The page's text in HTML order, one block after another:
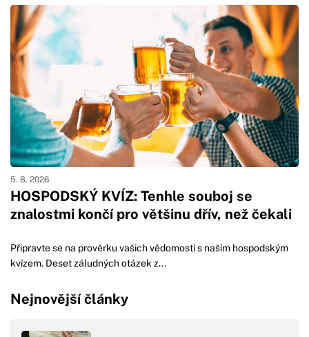
HOSPODSKÝ KVÍZ: Tenhle souboj se
znalostmi končí pro většinu dřív, než čekali
5. 8. 2026
Připravte se na prověrku vašich vědomostí s naším hospodským
kvízem. Deset záludných otázek z...
Nejnovější články